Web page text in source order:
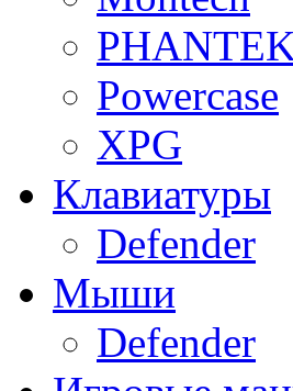
Powercase
XPG
Клавиатуры
Defender
Мыши
Defender